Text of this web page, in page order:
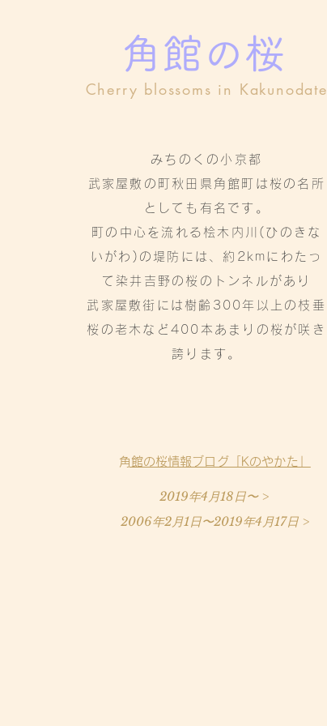
角館の桜
Cherry blossoms in Kakunodate
みちのくの小京都
武家屋敷の町秋田県角館町は桜の名所
としても有名です。
町の中心を流れる桧木内川(ひのきな
いがわ)の堤防には、約2kmにわたっ
て染井吉野の桜のトンネルがあり
武家屋敷街には樹齢300年以上の枝垂
桜の老木など400本あまりの桜が咲き
誇ります。
​角館の桜情報ブログ「Kのやかた」
2019年4月18日〜 >
2006年2月1日〜2019年4月17日 >